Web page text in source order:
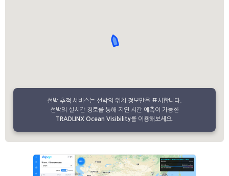
선박 추적 서비스는 선박의 위치 정보만을 표시합니다.
선박의 실시간 경로를 통해 지연 시간 예측이 가능한
TRADLINX Ocean Visibility를 이용해보세요.